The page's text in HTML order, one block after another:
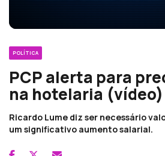
POLÍTICA
PCP alerta para
na hotelaria (vídeo)
Ricardo Lume diz ser necessário
um significativo aumento salarial.